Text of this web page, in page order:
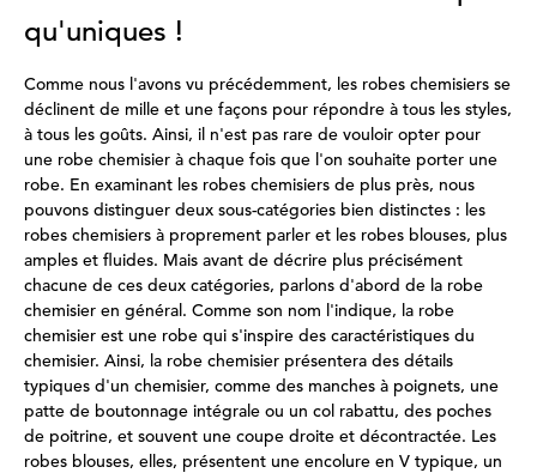
qu'uniques !
Comme nous l'avons vu précédemment, les robes chemisiers se
déclinent de mille et une façons pour répondre à tous les styles,
à tous les goûts. Ainsi, il n'est pas rare de vouloir opter pour
une robe chemisier à chaque fois que l'on souhaite porter une
robe. En examinant les robes chemisiers de plus près, nous
pouvons distinguer deux sous-catégories bien distinctes : les
robes chemisiers à proprement parler et les robes blouses, plus
amples et fluides. Mais avant de décrire plus précisément
chacune de ces deux catégories, parlons d'abord de la robe
chemisier en général. Comme son nom l'indique, la robe
chemisier est une robe qui s'inspire des caractéristiques du
chemisier. Ainsi, la robe chemisier présentera des détails
typiques d'un chemisier, comme des manches à poignets, une
patte de boutonnage intégrale ou un col rabattu, des poches
de poitrine, et souvent une coupe droite et décontractée. Les
robes blouses, elles, présentent une encolure en V typique, un